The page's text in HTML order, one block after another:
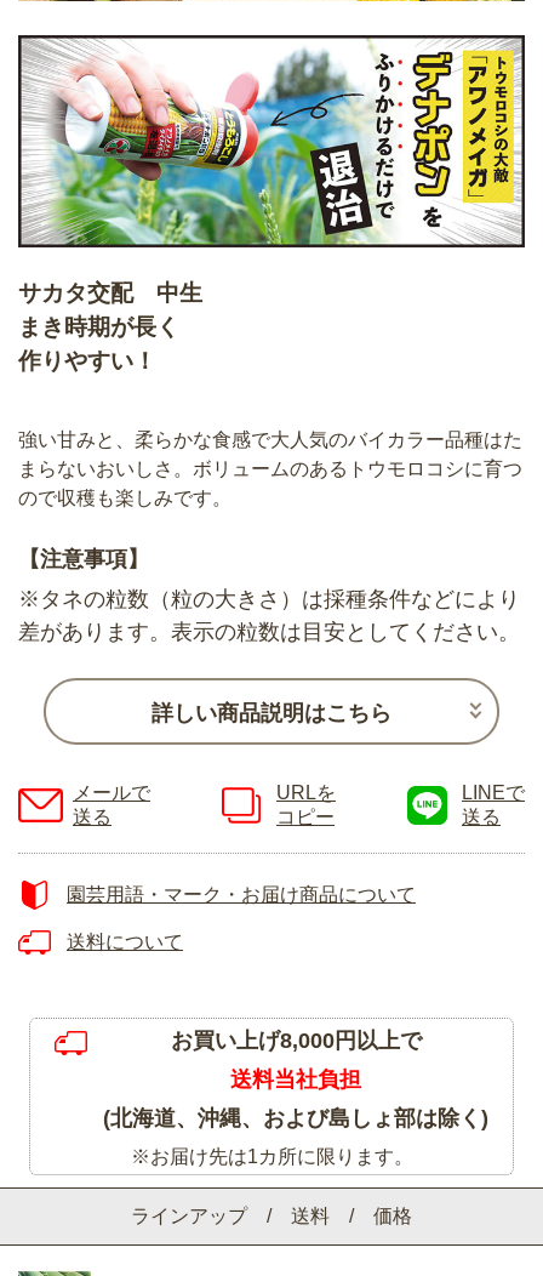
サカタ交配 中生
まき時期が長く
作りやすい！
ラインアップ / 送料 / 価格
強い甘みと、柔らかな食感で大人気のバイカラー品種はた
まらないおいしさ。ボリュームのあるトウモロコシに育つ
ので収穫も楽しみです。
【注意事項】
※タネの粒数（粒の大きさ）は採種条件などにより
差があります。表示の粒数は目安としてください。
詳しい商品説明はこちら
メールで
送る
URLを
コピー
LINEで
送る
園芸用語・マーク・お届け商品について
送料について
お買い上げ8,000円以上で
送料当社負担
(北海道、沖縄、および島しょ部は除く)
※お届け先は1カ所に限ります。